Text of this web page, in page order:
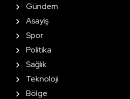
Gündem
Asayiş
Spor
Politika
Sağlık
Teknoloji
Bölge